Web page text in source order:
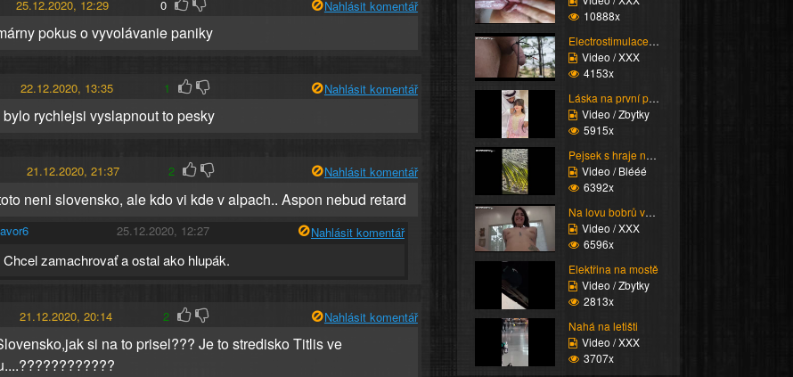
25.12.2020, 12:29 0 Nahlásit komentář
pokus o vyvolávanie paniky
22.12.2020, 13:35 1 Nahlásit komentář
rychlejsi vyslapnout to pesky
21.12.2020, 21:37 2 Nahlásit komentář
neni slovensko, ale kdo vi kde v alpach.. Aspon nebud retard
25.12.2020, 12:27 Nahlásit komentář
Chcel zamachrovať a ostal ako hlupák.
21.12.2020, 20:14 2 Nahlásit komentář
si na to prisel??? Je to stredisko Titlis ve
10888x
Electrostimulace pinďo...
Video / XXX
4153x
Láska na první pohled
Video / Zbytky
5915x
Pejsek s hraje na pláž...
Video / Blééé
6392x
Na lovu bobrů vol.75
Video / XXX
6596x
Elektřina na mostě
Video / Zbytky
2813x
Nahá na letišti
Video / XXX
3707x